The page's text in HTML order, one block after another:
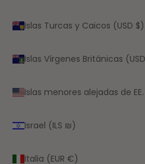
Islas Turcas y Caicos (USD $)
Islas Vírgenes Británicas
Islas menores alejadas de EE.
Israel (ILS ₪)
Italia (EUR €)